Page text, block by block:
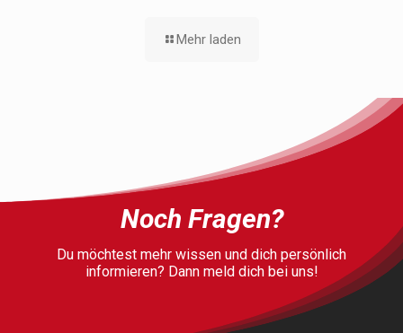
Mehr laden
Noch Fragen?
Du möchtest mehr wissen und dich persönlich
informieren? Dann meld dich bei uns!